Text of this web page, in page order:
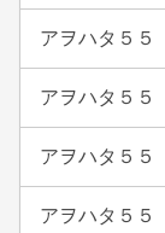
アヲハタ５
アヲハタ５
アヲハタ５
アヲハタ５